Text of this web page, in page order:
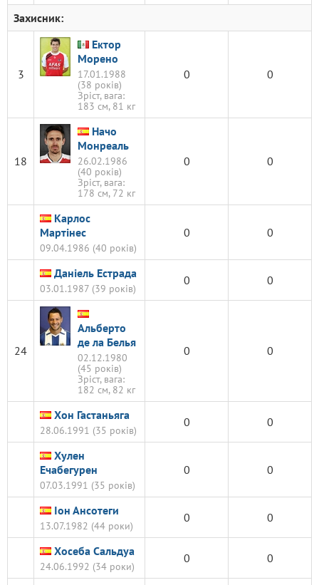
Захисник:
3
Ектор
Морено
17.01.1988
(38 років)
Зріст, вага:
183 см, 81 кг
0 0
18
Начо
Монреаль
26.02.1986
(40 років)
Зріст, вага:
178 см, 72 кг
0 0
Карлос
Мартінес
09.04.1986 (40 років)
0 0
Даніель Естрада
03.01.1987 (39 років)
0 0
24
Альберто
де ла Белья
02.12.1980
(45 років)
Зріст, вага:
182 см, 82 кг
0 0
Хон Гастаньяга
28.06.1991 (35 років)
0 0
Хулен
Ечабегурен
07.03.1991 (35 років)
0 0
Іон Ансотеги
13.07.1982 (44 роки)
0 0
Хосеба Сальдуа
24.06.1992 (34 роки)
0 0